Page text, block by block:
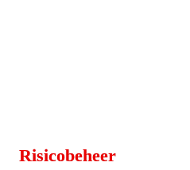
Risicobeheer